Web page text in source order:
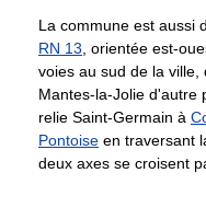
La commune est aussi
RN 13 , orientée est-
voies au sud de la
Mantes-la-Jolie d'autre
relie Saint-Germain à
Pontoise en traversant
deux axes se croisent